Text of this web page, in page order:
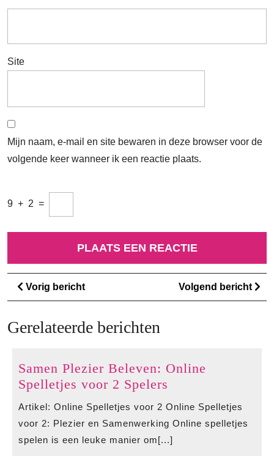
Site
Mijn naam, e-mail en site bewaren in deze browser voor de
volgende keer wanneer ik een reactie plaats.
9 + 2 =
Berichtnavigatie
Vorig berichtVorig
bericht
Volgend bericht
Gerelateerde berichten
Samen Plezier Beleven: Online
Spelletjes voor 2 Spelers
Plezier
Beleven:
Online
Spelletjes
Artikel: Online Spelletjes voor 2 Online Spelletjes
voor 2: Plezier en Samenwerking Online spelletjes
spelen is een leuke manier om[...]